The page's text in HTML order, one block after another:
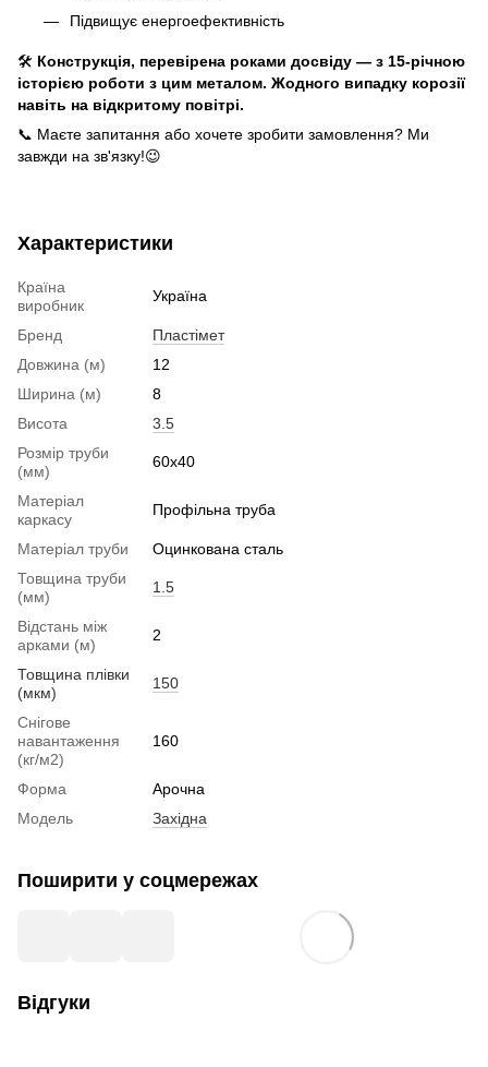
Підвищує енергоефективність
🛠️ Конструкція, перевірена роками досвіду — з 15-річною
історією роботи з цим металом. Жодного випадку корозії
навіть на відкритому повітрі.
📞 Маєте запитання або хочете зробити замовлення? Ми
завжди на зв'язку!😉
Характеристики
Країна
виробник
Україна
Бренд
Пластімет
Довжина (м)
12
Ширина (м)
8
Висота
3.5
Розмір труби
(мм)
60x40
Матеріал
каркасу
Профільна труба
Матеріал труби
Оцинкована сталь
Товщина труби
(мм)
1.5
Відстань між
арками (м)
2
Товщина плівки
(мкм)
150
Снігове
навантаження
(кг/м2)
160
Форма
Арочна
Модель
Західна
Поширити у соцмережах
Відгуки